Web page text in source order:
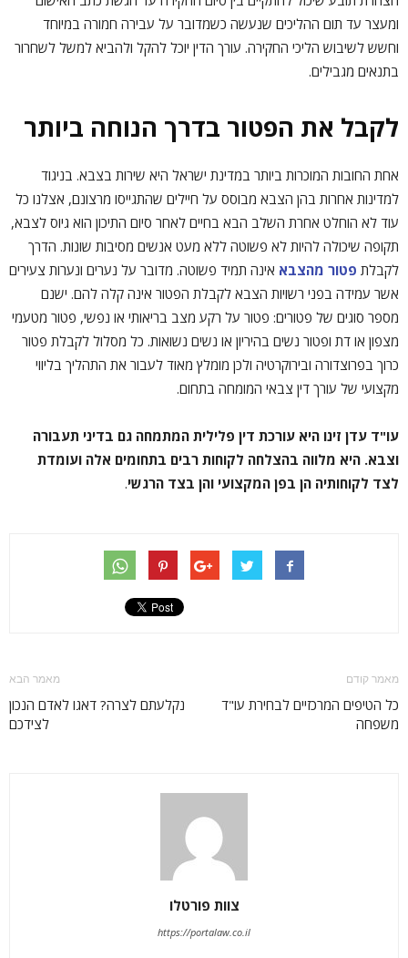
ומעצר עד תום ההליכים שנעשה כשמדובר על עבירה חמורה במיוחד
וחשש לשיבוש הליכי החקירה. עורך הדין יוכל להקל ולהביא למשל לשחרור
בתנאים מגבילים.
לקבל את הפטור בדרך הנוחה ביותר
אחת החובות המוכרות ביותר במדינת ישראל היא שירות בצבא. בניגוד
למדינות אחרות בהן הצבא מבוסס על חיילים שהתגייסו מרצונם, אצלנו כל
עוד לא הוחלט אחרת השלב הבא בחיים לאחר סיום התיכון הוא גיוס לצבא,
תקופה שיכולה להיות לא פשוטה ללא מעט אנשים מסיבות שונות. הדרך
לקבלת פטור מהצבא אינה תמיד פשוטה. מדובר על נערים ונערות צעירים
אשר עמידה בפני רשויות הצבא לקבלת הפטור אינה קלה להם. ישנם
מספר סוגים של פטורים: פטור על רקע מצב בריאותי או נפשי, פטור מטעמי
מצפון או דת ופטור נשים בהיריון או נשים נשואות. כל מסלול לקבלת פטור
כרוך בפרוצדורה ובירוקרטיה ולכן מומלץ מאוד לעבור את התהליך בליווי
מקצועי של עורך דין צבאי המומחה בתחום.
עו"ד עדן זינו היא עורכת דין פלילית המתמחה גם בדיני תעבורה
וצבא. היא מלווה בהצלחה לקוחות רבים בתחומים אלה ועומדת
לצד לקוחותיה הן בפן המקצועי והן בצד הרגשי.
מאמר קודם
כל הטיפים המרכזיים לבחירת עו"ד
משפחה
מאמר הבא
נקלעתם לצרה? דאגו לאדם הנכון
לצידכם
צוות פורטלו
https://portalaw.co.il